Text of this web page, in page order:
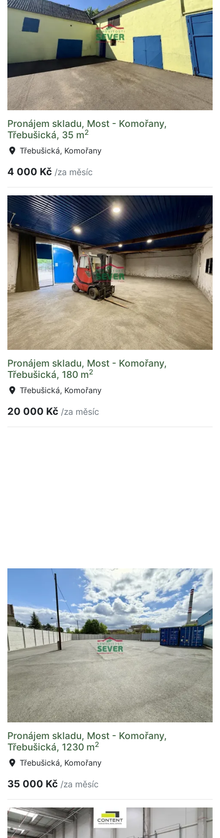
Pronájem skladu, Most - Komořany,
Třebušická, 35 m2
Třebušická, Komořany
4 000 Kč /za měsíc
Pronájem skladu, Most - Komořany,
Třebušická, 180 m2
Třebušická, Komořany
20 000 Kč /za měsíc
Pronájem skladu, Most - Komořany,
Třebušická, 1230 m2
Třebušická, Komořany
35 000 Kč /za měsíc